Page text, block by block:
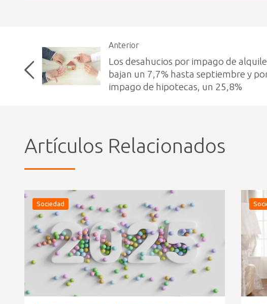
Anterior
Los desahucios por impago de
bajan un 7,7% hasta septiembre y
impago de hipotecas, un 25,8%
Artículos Relacionados
Sociedad